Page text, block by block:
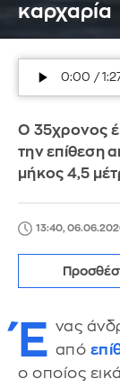
καρχαρία
Ο 35χρονος
την επίθεση
μήκος 4,5
13:40,
Έ νας
από
ο οποίος